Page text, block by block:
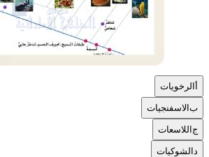
الرخويات
بالاسفنجيات
جاللاسعات
الشوكيات